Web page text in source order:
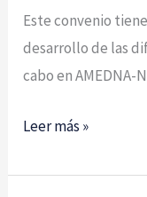
Este convenio
desarrollo de las
cabo en AMEDNA-
colaboración
Leer más »